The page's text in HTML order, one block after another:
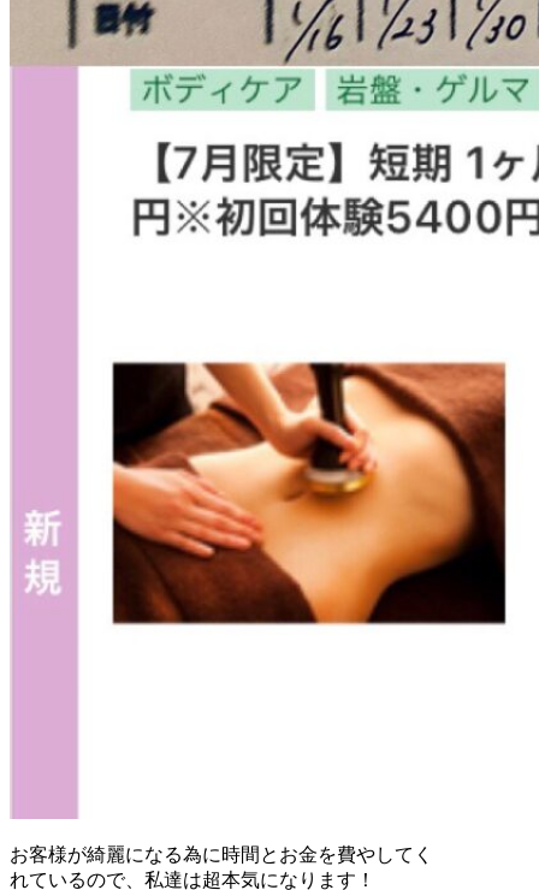
お客様が綺麗になる為に時間とお金を費やしてく
れているので、私達は超本気になります！